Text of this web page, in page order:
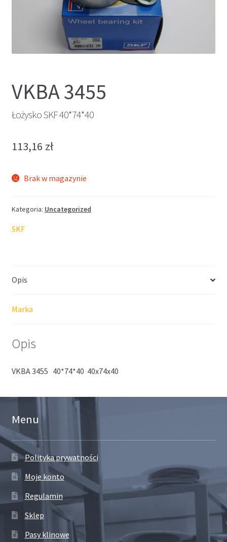
VKBA 3455
Łożysko SKF 40*74*40
113,16 zł
Brak w magazynie
Kategoria: Uncategorized
SKF
Opis
Marka
Opis
VKBA 3455 40*74*40 40x74x40
Menu
Polityka prywatności
Moje konto
Regulamin
Sklep
Pasy klinowe